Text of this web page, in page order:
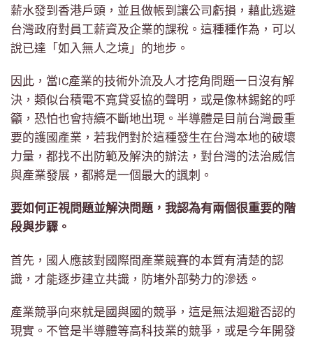
薪水發到香港戶頭，並且做帳到讓公司虧損，藉此逃避
台灣政府對員工薪資及企業的課稅。這種種作為，可以
說已達「如入無人之境」的地步。
因此，當IC產業的技術外流及人才挖角問題一日沒有解
決，類似台積電不寬貸妥協的聲明，或是像林錫銘的呼
籲，恐怕也會持續不斷地出現。半導體是目前台灣最重
要的護國產業，若我們對於這種發生在台灣本地的破壞
力量，都找不出防範及解決的辦法，對台灣的法治威信
與產業發展，都將是一個最大的諷刺。
要如何正視問題並解決問題，我認為有兩個很重要的階
段與步驟。
首先，國人應該對國際間產業競賽的本質有清楚的認
識，才能逐步建立共識，防堵外部勢力的滲透。
產業競爭向來就是國與國的競爭，這是無法迴避否認的
現實。不管是半導體等高科技業的競爭，或是今年開發